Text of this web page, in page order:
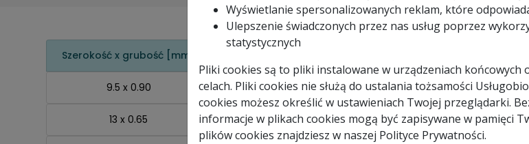
Wyświetlanie spersonalizowanych reklam, które
Ulepszenie świadczonych przez nas usług poprzez
statystycznych
Pliki cookies są to pliki instalowane w urządzeniach końcowych
celach. Pliki cookies nie służą do ustalania tożsamości
cookies możesz określić w ustawieniach Twojej przeglądarki.
informacje w plikach cookies mogą być zapisywane w pamięci
plików cookies znajdziesz w naszej Polityce Prywatności.
Szerokość x grubość [mm]
9.5 x 0.90
13 x 0.65